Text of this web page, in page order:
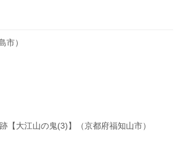
市）
【大江山の鬼(3)】（京都府福知山市）